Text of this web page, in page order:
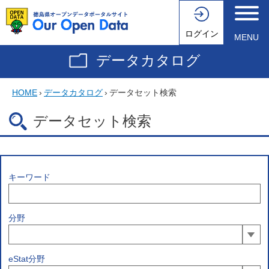
ログイン MENU
データカタログ
HOME› データカタログ› データセット検索
データセット検索
キーワード
分野
eStat分野